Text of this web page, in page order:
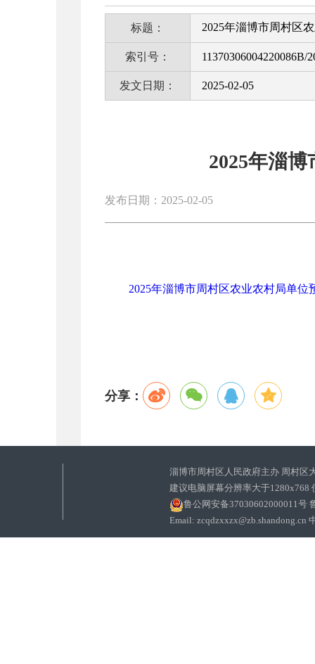
标题： 2025年淄博市周村区
索引号： 11370306004220086B/
发文日期： 2025-02-05
2025年淄
发布日期：2025-02-05
2025年淄博市周村区农业农村局单位
分享：
淄博市周村区人民政府主办 周村区
建议电脑屏幕分辨率大于1280x768
鲁公网安备37030602000011号
Email: zcqdzxxzx@zb.shandong.cn